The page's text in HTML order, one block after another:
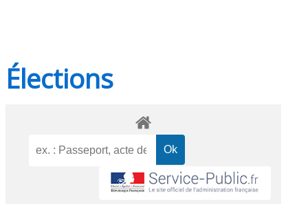
Élections